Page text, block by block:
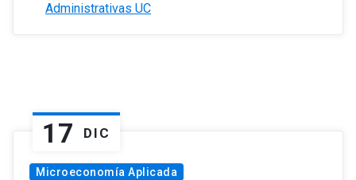
Administrativas UC
17 DIC
Microeconomía Aplicada